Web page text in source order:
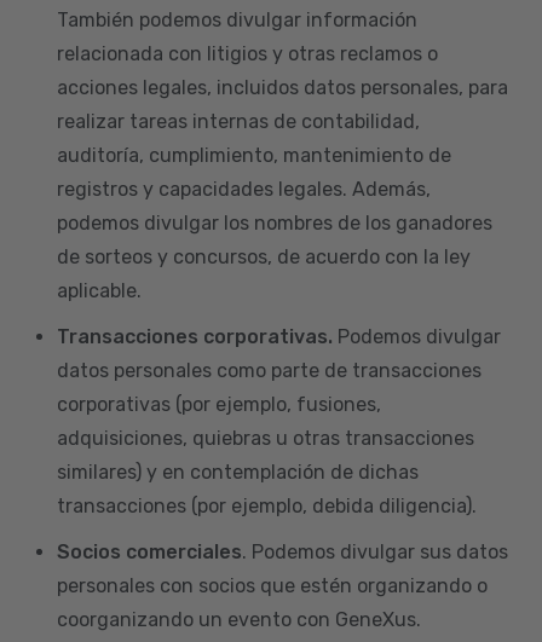
También podemos divulgar información
relacionada con litigios y otras reclamos o
acciones legales, incluidos datos personales, para
realizar tareas internas de contabilidad,
auditoría, cumplimiento, mantenimiento de
registros y capacidades legales. Además,
podemos divulgar los nombres de los ganadores
de sorteos y concursos, de acuerdo con la ley
aplicable.
Transacciones corporativas. Podemos divulgar
datos personales como parte de transacciones
corporativas (por ejemplo, fusiones,
adquisiciones, quiebras u otras transacciones
similares) y en contemplación de dichas
transacciones (por ejemplo, debida diligencia).
Socios comerciales. Podemos divulgar sus datos
personales con socios que estén organizando o
coorganizando un evento con GeneXus.